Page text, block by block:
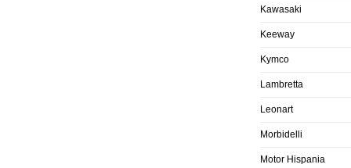
Kawasaki
Keeway
Kymco
Lambretta
Leonart
Morbidelli
Motor Hispania